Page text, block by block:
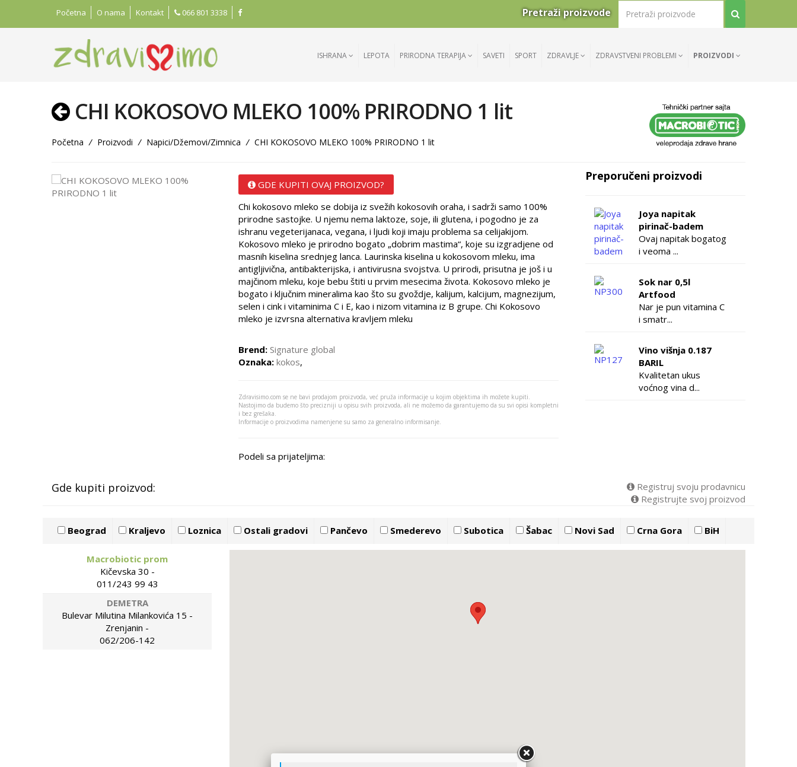
Početna O nama Kontakt 066 801 3338 Pretraži proizvode
ISHRANA LEPOTA PRIRODNA TERAPIJA SAVETI SPORT ZDRAVLJE ZDRAVSTVENI PROBLEMI PROIZVODI
CHI KOKOSOVO MLEKO 100% PRIRODNO 1 lit
Početna / Proizvodi / Napici/Džemovi/Zimnica / CHI KOKOSOVO MLEKO 100% PRIRODNO 1 lit
GDE KUPITI OVAJ PROIZVOD?
Chi kokosovo mleko se dobija iz svežih kokosovih oraha, i sadrži samo 100%
prirodne sastojke. U njemu nema laktoze, soje, ili glutena, i pogodno je za
ishranu vegeterijanaca, vegana, i ljudi koji imaju problema sa celijakijom.
Kokosovo mleko je prirodno bogato „dobrim mastima“, koje su izgradjene od
masnih kiselina srednjeg lanca. Laurinska kiselina u kokosovom mleku, ima
antigljivična, antibakterijska, i antivirusna svojstva. U prirodi, prisutna je još i u
majčinom mleku, koje bebu štiti u prvim mesecima života. Kokosovo mleko je
bogato i ključnim mineralima kao što su gvoždje, kalijum, kalcijum, magnezijum,
selen i cink i vitaminima C i E, kao i nizom vitamina iz B grupe. Chi Kokosovo
mleko je izvrsna alternativa kravljem mleku
Brend: Signature global
Oznaka: kokos,
Zdravisimo.com se ne bavi prodajom proizvoda, već pruža informacije u kojim objektima ih možete kupiti.
Nastojimo da budemo što precizniji u opisu svih proizvoda, ali ne možemo da garantujemo da su svi opisi kompletni
i bez grešaka.
Informacije o proizvodima namenjene su samo za generalno informisanje.
Podeli sa prijateljima:
Preporučeni proizvodi
Joya napitak
pirinač-badem
Ovaj napitak bogatog
i veoma ...
Sok nar 0,5l
Artfood
Nar je pun vitamina C
i smatr...
Vino višnja 0.187
BARIL
Kvalitetan ukus
voćnog vina d...
Gde kupiti proizvod:
Registruj svoju prodavnicu
Registrujte svoj proizvod
Beograd Kraljevo Loznica Ostali gradovi Pančevo Smederevo Subotica Šabac Novi Sad Crna Gora BiH
Macrobiotic prom
Kičevska 30 -
011/243 99 43
DEMETRA
Bulevar Milutina Milankovića 15 -
Zrenjanin -
062/206-142